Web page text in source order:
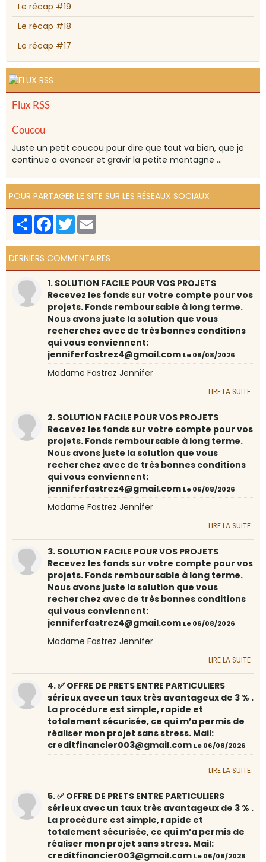
Le récap #19
Le récap #18
Le récap #17
Flux RSS
Coucou
Juste un petit coucou pour dire que tout va bien, que je
continue a avancer et gravir la petite montagne ...
POUR PARTAGER LE SITE SUR LES RÉSEAUX SOCIAUX
PartagerFacebook
Twitter
DERNIERS COMMENTAIRES
1. SOLUTION FACILE POUR VOS PROJETS
Recevez les fonds sur votre compte pour vos
projets. Fonds remboursable à long terme.
Nous avons juste la solution que vous
recherchez avec de très bonnes conditions
qui vous conviennent:
jenniferfastrez4@gmail.com Le 06/08/2026
Madame Fastrez Jennifer
LIRE LA SUITE
2. SOLUTION FACILE POUR VOS PROJETS
Recevez les fonds sur votre compte pour vos
projets. Fonds remboursable à long terme.
Nous avons juste la solution que vous
recherchez avec de très bonnes conditions
qui vous conviennent:
jenniferfastrez4@gmail.com Le 06/08/2026
Madame Fastrez Jennifer
LIRE LA SUITE
3. SOLUTION FACILE POUR VOS PROJETS
Recevez les fonds sur votre compte pour vos
projets. Fonds remboursable à long terme.
Nous avons juste la solution que vous
recherchez avec de très bonnes conditions
qui vous conviennent:
jenniferfastrez4@gmail.com Le 06/08/2026
Madame Fastrez Jennifer
LIRE LA SUITE
4. ✅ OFFRE DE PRETS ENTRE PARTICULIERS
sérieux avec un taux très avantageux de 3 % .
La procédure est simple, rapide et
totalement sécurisée, ce qui m’a permis de
réaliser mon projet sans stress. Mail:
creditfinancier003@gmail.com Le 06/08/2026
LIRE LA SUITE
5. ✅ OFFRE DE PRETS ENTRE PARTICULIERS
sérieux avec un taux très avantageux de 3 % .
La procédure est simple, rapide et
totalement sécurisée, ce qui m’a permis de
réaliser mon projet sans stress. Mail:
creditfinancier003@gmail.com Le 06/08/2026